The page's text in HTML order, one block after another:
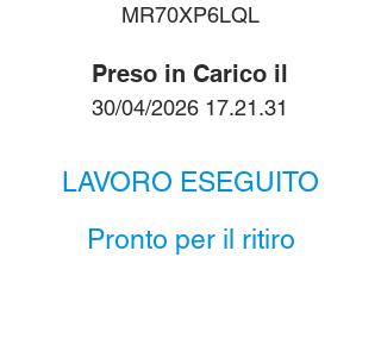
MR70XP6LQL
Preso in Carico il
30/04/2026 17.21.31
LAVORO ESEGUITO
Pronto per il ritiro